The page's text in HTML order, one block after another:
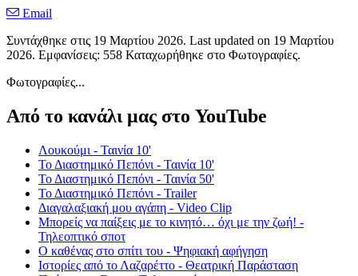
Email
Συντάχθηκε στις 19 Μαρτίου 2026. Last updated on 19 Μαρτίου
2026. Εμφανίσεις: 558 Καταχωρήθηκε στο Φωτογραφίες.
Φωτογραφίες...
Από το κανάλι μας στο YouTube
Λουκούμι - Ταινία 10'
Το Διαστημικό Πεπόνι - Ταινία 10'
Το Διαστημικό Πεπόνι - Ταινία 50'
Το Διαστημικό Πεπόνι - Trailer
Διαγαλαξιακή μου αγάπη - Video Clip
Μπορείς να παίξεις με το κινητό… όχι με την ζωή! -
Τηλεοπτικό σποτ
Ο καθένας στο σπίτι του - Ψηφιακή αφήγηση
Ιστορίες από το Λαζαρέττο - Θεατρική Παράσταση